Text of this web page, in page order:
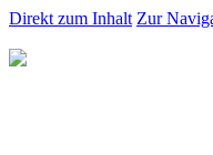
Direkt zum Inhalt Zur